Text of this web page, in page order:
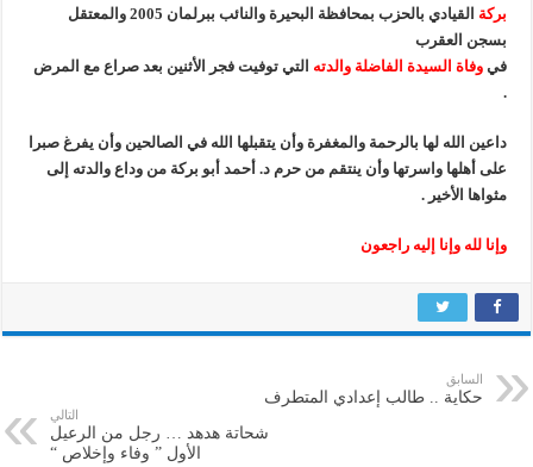
بركة
القيادي بالحزب بمحافظة البحيرة والنائب ببرلمان 2005 والمعتقل
بسجن العقرب
فيوفاة السيدة الفاضلة والدته التي توفيت فجر الأثنين بعد صراع مع المرض
.
داعين الله لها بالرحمة والمغفرة وأن يتقبلها الله في الصالحين وأن يفرغ صبرا
على أهلها واسرتها وأن ينتقم من حرم د. أحمد أبو بركة من وداع والدته إلى
مثواها الأخير .
وإنا لله وإنا إليه راجعون
السابق
حكاية .. طالب إعدادي المتطرف
التالي
شحاتة هدهد … رجل من الرعيل
الأول ” وفاء وإخلاص “